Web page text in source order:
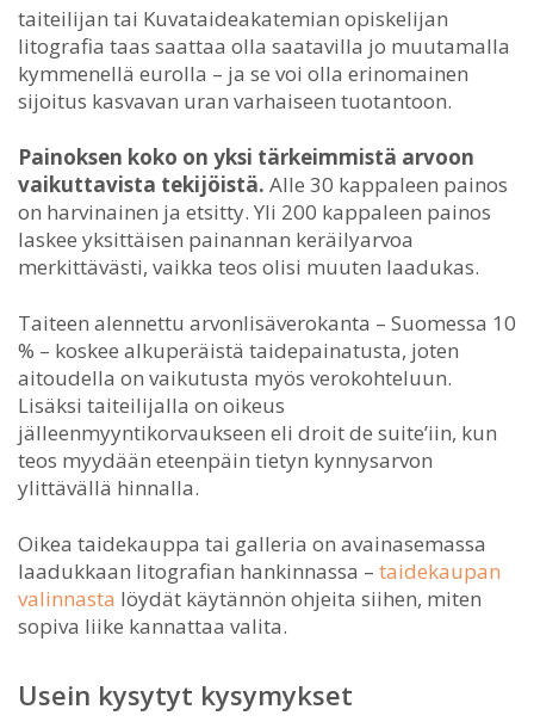
taiteilijan tai Kuvataideakatemian opiskelijan
litografia taas saattaa olla saatavilla jo muutamalla
kymmenellä eurolla – ja se voi olla erinomainen
sijoitus kasvavan uran varhaiseen tuotantoon.
Painoksen koko on yksi tärkeimmistä arvoon
vaikuttavista tekijöistä. Alle 30 kappaleen painos
on harvinainen ja etsitty. Yli 200 kappaleen painos
laskee yksittäisen painannan keräilyarvoa
merkittävästi, vaikka teos olisi muuten laadukas.
Taiteen alennettu arvonlisäverokanta – Suomessa 10
% – koskee alkuperäistä taidepainatusta, joten
aitoudella on vaikutusta myös verokohteluun.
Lisäksi taiteilijalla on oikeus
jälleenmyyntikorvaukseen eli droit de suite’iin, kun
teos myydään eteenpäin tietyn kynnysarvon
ylittävällä hinnalla.
Oikea taidekauppa tai galleria on avainasemassa
laadukkaan litografian hankinnassa – taidekaupan
valinnasta löydät käytännön ohjeita siihen, miten
sopiva liike kannattaa valita.
Usein kysytyt kysymykset